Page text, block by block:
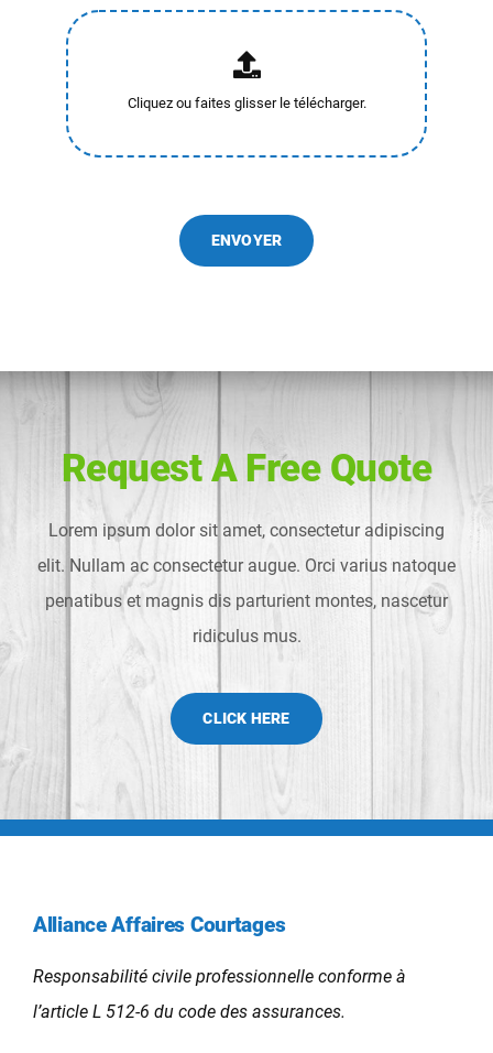
ENVOYER
Request A Free Quote
Lorem ipsum dolor sit amet, consectetur adipiscing
elit. Nullam ac consectetur augue. Orci varius natoque
penatibus et magnis dis parturient montes, nascetur
ridiculus mus.
CLICK HERE
Alliance Affaires Courtages
Responsabilité civile professionnelle conforme à
l’article L 512-6 du code des assurances.